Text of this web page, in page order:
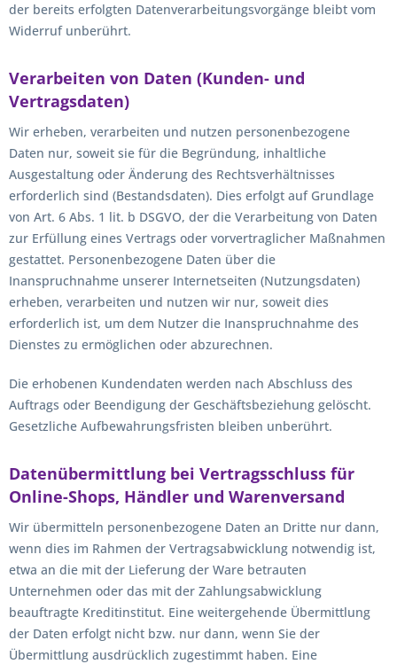
der bereits erfolgten Datenverarbeitungsvorgänge bleibt vom
Widerruf unberührt.
Verarbeiten von Daten (Kunden- und
Vertragsdaten)
Wir erheben, verarbeiten und nutzen personenbezogene
Daten nur, soweit sie für die Begründung, inhaltliche
Ausgestaltung oder Änderung des Rechtsverhältnisses
erforderlich sind (Bestandsdaten). Dies erfolgt auf Grundlage
von Art. 6 Abs. 1 lit. b DSGVO, der die Verarbeitung von Daten
zur Erfüllung eines Vertrags oder vorvertraglicher Maßnahmen
gestattet. Personenbezogene Daten über die
Inanspruchnahme unserer Internetseiten (Nutzungsdaten)
erheben, verarbeiten und nutzen wir nur, soweit dies
erforderlich ist, um dem Nutzer die Inanspruchnahme des
Dienstes zu ermöglichen oder abzurechnen.
Die erhobenen Kundendaten werden nach Abschluss des
Auftrags oder Beendigung der Geschäftsbeziehung gelöscht.
Gesetzliche Aufbewahrungsfristen bleiben unberührt.
Datenübermittlung bei Vertragsschluss für
Online-Shops, Händler und Warenversand
Wir übermitteln personenbezogene Daten an Dritte nur dann,
wenn dies im Rahmen der Vertragsabwicklung notwendig ist,
etwa an die mit der Lieferung der Ware betrauten
Unternehmen oder das mit der Zahlungsabwicklung
beauftragte Kreditinstitut. Eine weitergehende Übermittlung
der Daten erfolgt nicht bzw. nur dann, wenn Sie der
Übermittlung ausdrücklich zugestimmt haben. Eine